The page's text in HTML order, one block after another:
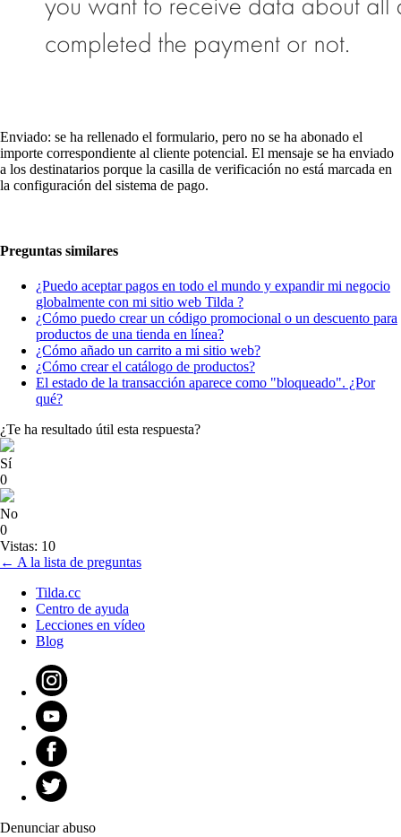
Enviado: se ha rellenado el formulario, pero no se ha abonado el
importe correspondiente al cliente potencial. El mensaje se ha enviado
a los destinatarios porque la casilla de verificación no está marcada en
la configuración del sistema de pago.
Preguntas similares
¿Puedo aceptar pagos en todo el mundo y expandir mi negocio
globalmente con mi sitio web Tilda ?
¿Cómo puedo crear un código promocional o un descuento para
productos de una tienda en línea?
¿Cómo añado un carrito a mi sitio web?
¿Cómo crear el catálogo de productos?
El estado de la transacción aparece como "bloqueado". ¿Por
qué?
¿Te ha resultado útil esta respuesta?
Sí
0
No
0
Vistas: 10
← A la lista de preguntas
Tilda.cc
Centro de ayuda
Lecciones en vídeo
Blog
Denunciar abuso